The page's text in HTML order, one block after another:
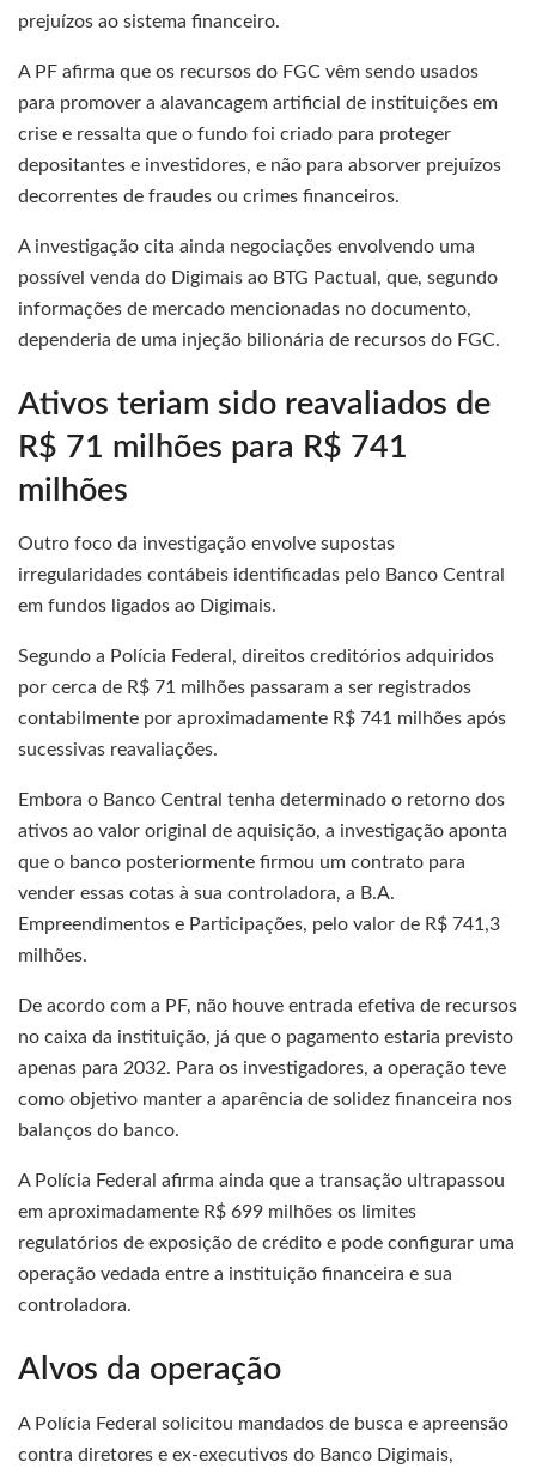
prejuízos ao sistema financeiro.
A PF afirma que os recursos do FGC vêm sendo usados
para promover a alavancagem artificial de instituições em
crise e ressalta que o fundo foi criado para proteger
depositantes e investidores, e não para absorver prejuízos
decorrentes de fraudes ou crimes financeiros.
A investigação cita ainda negociações envolvendo uma
possível venda do Digimais ao BTG Pactual, que, segundo
informações de mercado mencionadas no documento,
dependeria de uma injeção bilionária de recursos do FGC.
Ativos teriam sido reavaliados de
R$ 71 milhões para R$ 741
milhões
Outro foco da investigação envolve supostas
irregularidades contábeis identificadas pelo Banco Central
em fundos ligados ao Digimais.
Segundo a Polícia Federal, direitos creditórios adquiridos
por cerca de R$ 71 milhões passaram a ser registrados
contabilmente por aproximadamente R$ 741 milhões após
sucessivas reavaliações.
Embora o Banco Central tenha determinado o retorno dos
ativos ao valor original de aquisição, a investigação aponta
que o banco posteriormente firmou um contrato para
vender essas cotas à sua controladora, a B.A.
Empreendimentos e Participações, pelo valor de R$ 741,3
milhões.
De acordo com a PF, não houve entrada efetiva de recursos
no caixa da instituição, já que o pagamento estaria previsto
apenas para 2032. Para os investigadores, a operação teve
como objetivo manter a aparência de solidez financeira nos
balanços do banco.
A Polícia Federal afirma ainda que a transação ultrapassou
em aproximadamente R$ 699 milhões os limites
regulatórios de exposição de crédito e pode configurar uma
operação vedada entre a instituição financeira e sua
controladora.
Alvos da operação
A Polícia Federal solicitou mandados de busca e apreensão
contra diretores e ex-executivos do Banco Digimais,